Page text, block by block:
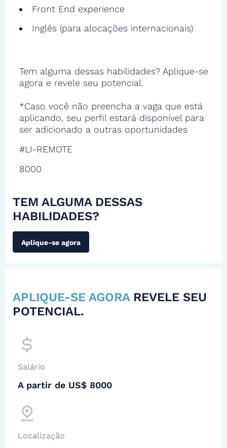
Front End experience
Inglês (para alocações internacionais)
Tem alguma dessas habilidades? Aplique-se
agora e revele seu potencial.
*Caso você não preencha a vaga que está
aplicando, seu perfil estará disponível para
ser adicionado a outras oportunidades
#LI-REMOTE
8000
TEM ALGUMA DESSAS
HABILIDADES?
Aplique-se agora
APLIQUE-SE AGORA REVELE SEU
POTENCIAL.
Salário
A partir de US$ 8000
Localização